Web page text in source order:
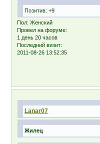
Позитив: +9
Пол: Женский
Провел на форуме:
1 день 20 часов
Последний визит:
2011-08-26 13:52:35
Lanar07
Жилец